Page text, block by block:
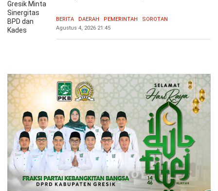
BERITA DAERAH PEMERINTAH
SOROTAN
Agustus 4, 2026 21:45